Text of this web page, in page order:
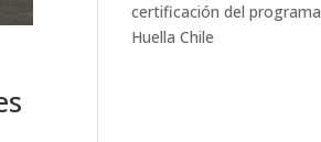
certificación del programa
Huella Chile